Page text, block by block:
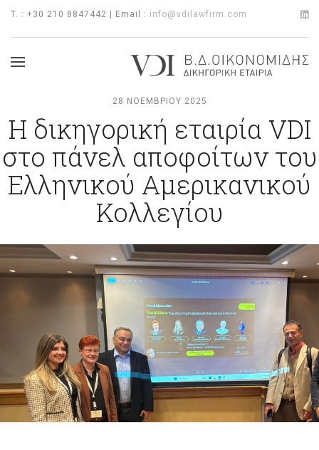
T. : +30 210 8847442 | Email : info@vdilawfirm.com
28 ΝΟΕΜΒΡΊΟΥ 2025
Η δικηγορική εταιρία VDI
στο πάνελ αποφοίτων του
Ελληνικού Αμερικανικού
Κολλεγίου